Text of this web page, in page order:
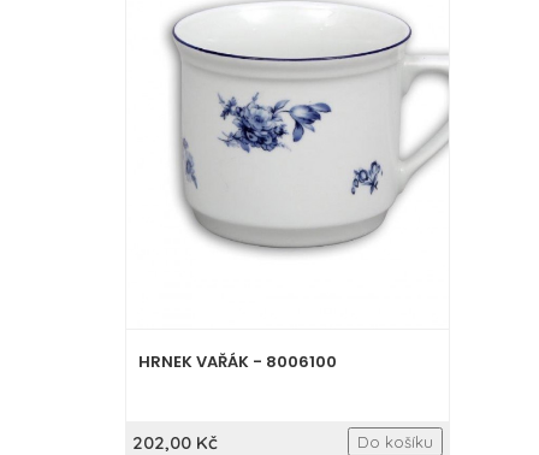
HRNEK VAŘÁK - 8006100
202,00 Kč Do košíku